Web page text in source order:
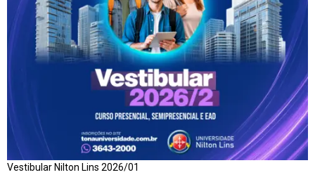
Vestibular Nilton Lins 2026/01